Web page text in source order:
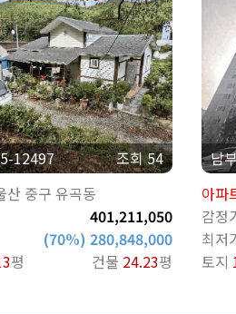
12497
조회 54
산 중구 유곡동
401,211,050
(70%) 280,848,000
평 건물 24.23평
남
아파
감정
최저
토지